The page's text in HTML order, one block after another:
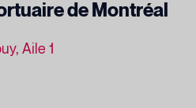
de Montréal
Aile 1